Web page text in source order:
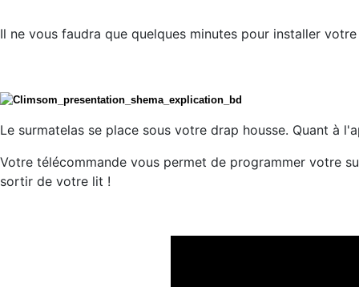
Il ne vous faudra que quelques minutes pour installer
Le surmatelas se place sous votre drap housse. Quant à
Votre télécommande vous permet de programmer votre
sortir de votre lit !